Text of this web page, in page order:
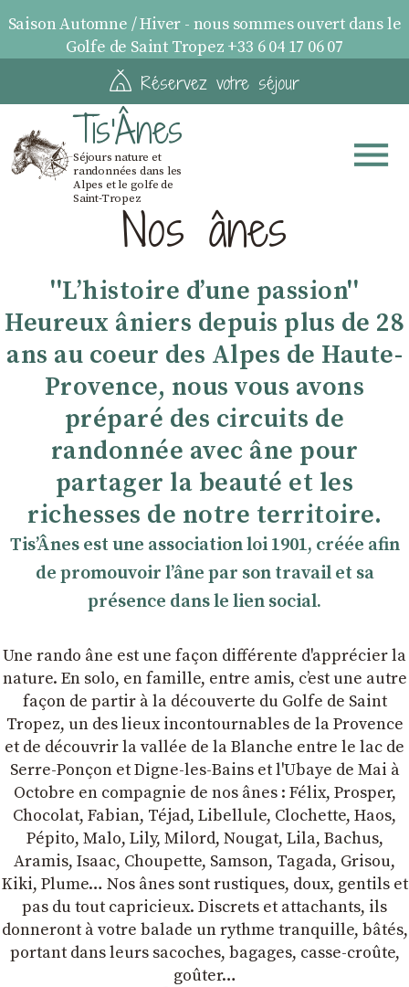
Saison Automne / Hiver - nous sommes ouvert dans le
Golfe de Saint Tropez +33 6 04 17 06 07
Réservez votre séjour
Tis'Ânes
Séjours nature et
randonnées dans les
Alpes et le golfe de
Saint-TropezNos ânes
''Lʼhistoire dʼune passion''
Heureux âniers depuis plus de 28
ans au coeur des Alpes de Haute-
Provence, nous vous avons
préparé des circuits de
randonnée avec âne pour
partager la beauté et les
richesses de notre territoire.
TisʼÂnes est une association loi 1901, créée afin
de promouvoir lʼâne par son travail et sa
présence dans le lien social.
Une rando âne est une façon différente d'apprécier la
nature. En solo, en famille, entre amis, cʼest une autre
façon de partir à la découverte du Golfe de Saint
Tropez, un des lieux incontournables de la Provence
et de découvrir la vallée de la Blanche entre le lac de
Serre-Ponçon et Digne-les-Bains et l'Ubaye de Mai à
Octobre en compagnie de nos ânes : Félix, Prosper,
Chocolat, Fabian, Téjad, Libellule, Clochette, Haos,
Pépito, Malo, Lily, Milord, Nougat, Lila, Bachus,
Aramis, Isaac, Choupette, Samson, Tagada, Grisou,
Kiki, Plume… Nos ânes sont rustiques, doux, gentils et
pas du tout capricieux. Discrets et attachants, ils
donneront à votre balade un rythme tranquille, bâtés,
portant dans leurs sacoches, bagages, casse-croûte,
goûter…